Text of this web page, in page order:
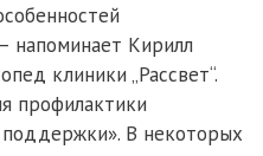
напоминает Кирилл
клиники „Рассвет“.
профилактики
В некоторых